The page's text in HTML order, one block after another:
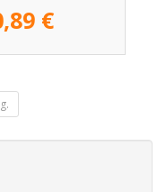
€